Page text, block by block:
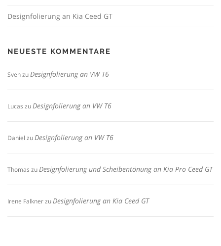
Designfolierung an Kia Ceed GT
NEUESTE KOMMENTARE
SvenzuDesignfolierung an VW T6
Lucas zuDesignfolierung an VW T6
Daniel zuDesignfolierung an VW T6
Thomas zuDesignfolierung und Scheibentönung an Kia Pro Ceed GT
Irene FalknerzuDesignfolierung an Kia Ceed GT